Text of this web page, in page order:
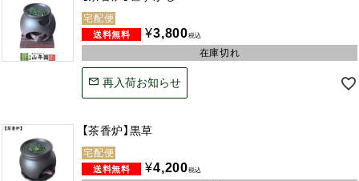
宅配便
¥3,800税込
在庫切れ
再入荷お知らせ
【茶香炉】黒草
宅配便
¥4,200税込